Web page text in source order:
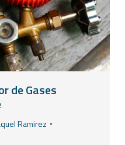
de Gases
Ramirez